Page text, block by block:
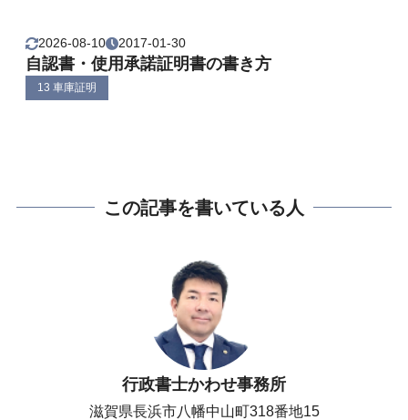
2026-08-10 2017-01-30
自認書・使用承諾証明書の書き方
13 車庫証明
この記事を書いている人
行政書士かわせ事務所
滋賀県長浜市八幡中山町318番地15